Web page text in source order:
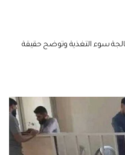
سوء التغذية وتوضح حقيقة